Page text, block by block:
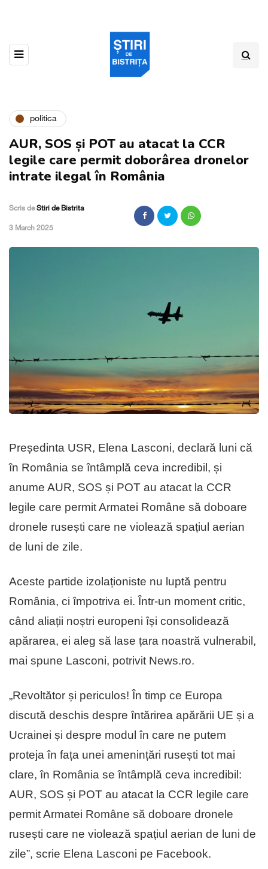
politica
AUR, SOS și POT au atacat la CCR
legile care permit doborârea dronelor
intrate ilegal în România
Scris deStiri de Bistrita
,3 March 2025
Președinta USR, Elena Lasconi, declară luni că
în România se întâmplă ceva incredibil, și
anume AUR, SOS și POT au atacat la CCR
legile care permit Armatei Române să doboare
dronele rusești care ne violează spațiul aerian
de luni de zile.
Aceste partide izolaționiste nu luptă pentru
România, ci împotriva ei. Într-un moment critic,
când aliații noștri europeni își consolidează
apărarea, ei aleg să lase țara noastră vulnerabil,
mai spune Lasconi, potrivit News.ro.
„Revoltător și periculos! În timp ce Europa
discută deschis despre întărirea apărării UE și a
Ucrainei și despre modul în care ne putem
proteja în fața unei amenințări rusești tot mai
clare, în România se întâmplă ceva incredibil:
AUR, SOS și POT au atacat la CCR legile care
permit Armatei Române să doboare dronele
rusești care ne violează spațiul aerian de luni de
zile”, scrie Elena Lasconi pe Facebook.